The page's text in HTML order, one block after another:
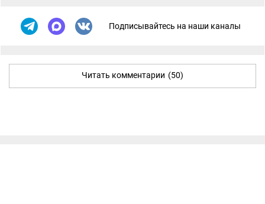
Подписывайтесь на наши каналы
Читать комментарии (50)